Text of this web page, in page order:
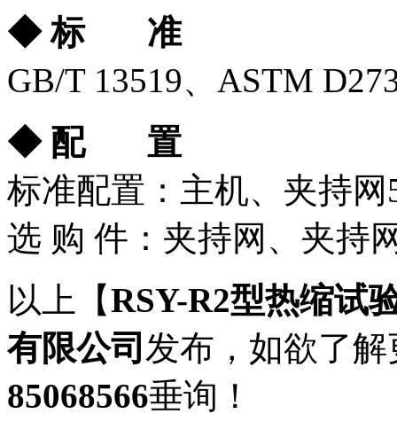
◆标
准
GB/T 13519、ASTM
◆ 配
置
标准配置：主机、夹持
选 购 件：夹持网、夹持
以上【RSY-R2型热缩试
有限公司 发布，如欲了
85068566垂询！